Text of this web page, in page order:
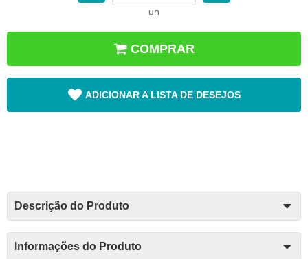
un
COMPRAR
ADICIONAR A LISTA DE DESEJOS
Descrição do Produto
Informações do Produto